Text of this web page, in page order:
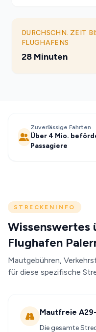
DURCHSCHN. ZEIT
FLUGHAFENS
28 Minuten
Zuverlässige Fahrten
Über 4 Mio.
Passagiere
STRECKENINFO
Wissenswertes
Flughafen
Mautgebühren,
für diese spezifische
Mautfreie
Die gesamte